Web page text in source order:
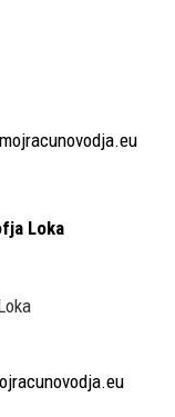
Loka